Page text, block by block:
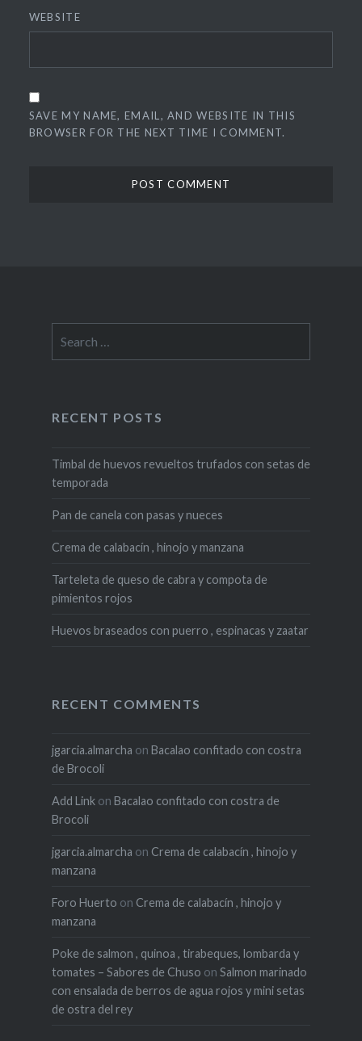
WEBSITE
SAVE MY NAME, EMAIL, AND WEBSITE IN THIS
BROWSER FOR THE NEXT TIME I COMMENT.
for:
RECENT POSTS
Timbal de huevos revueltos trufados con setas de
temporada
Pan de canela con pasas y nueces
Crema de calabacín , hinojo y manzana
Tarteleta de queso de cabra y compota de
pimientos rojos
Huevos braseados con puerro , espinacas y zaatar
RECENT COMMENTS
jgarcia.almarcha on Bacalao confitado con costra
de Brocoli
Add Linkon Bacalao confitado con costra de
Brocoli
jgarcia.almarcha on Crema de calabacín , hinojo y
manzana
Foro Huerto on Crema de calabacín , hinojo y
manzana
Poke de salmon , quinoa , tirabeques, lombarda y
tomates – Sabores de Chuso on Salmon marinado
con ensalada de berros de agua rojos y mini setas
de ostra del rey